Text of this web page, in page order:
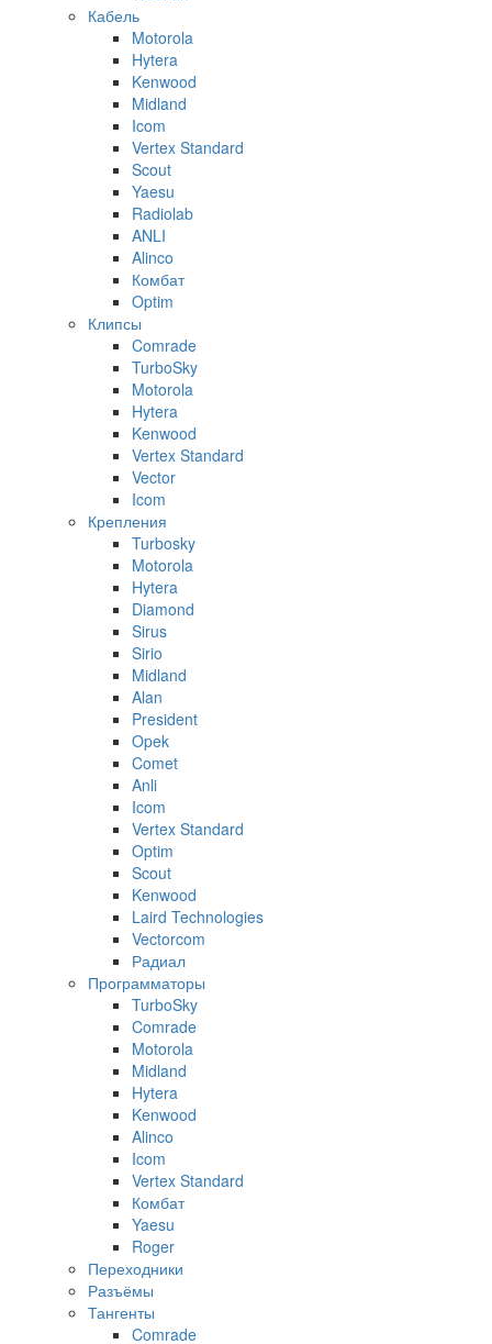
Кабель
Motorola
Hytera
Kenwood
Midland
Icom
Vertex Standard
Scout
Yaesu
Radiolab
ANLI
Alinco
Комбат
Optim
Клипсы
Comrade
TurboSky
Motorola
Hytera
Kenwood
Vertex Standard
Vector
Icom
Крепления
Turbosky
Motorola
Hytera
Diamond
Sirus
Sirio
Midland
Alan
President
Opek
Comet
Anli
Icom
Vertex Standard
Optim
Scout
Kenwood
Laird Technologies
Vectorcom
Радиал
Программаторы
TurboSky
Comrade
Motorola
Midland
Hytera
Kenwood
Alinco
Icom
Vertex Standard
Комбат
Yaesu
Roger
Переходники
Разъёмы
Тангенты
Comrade